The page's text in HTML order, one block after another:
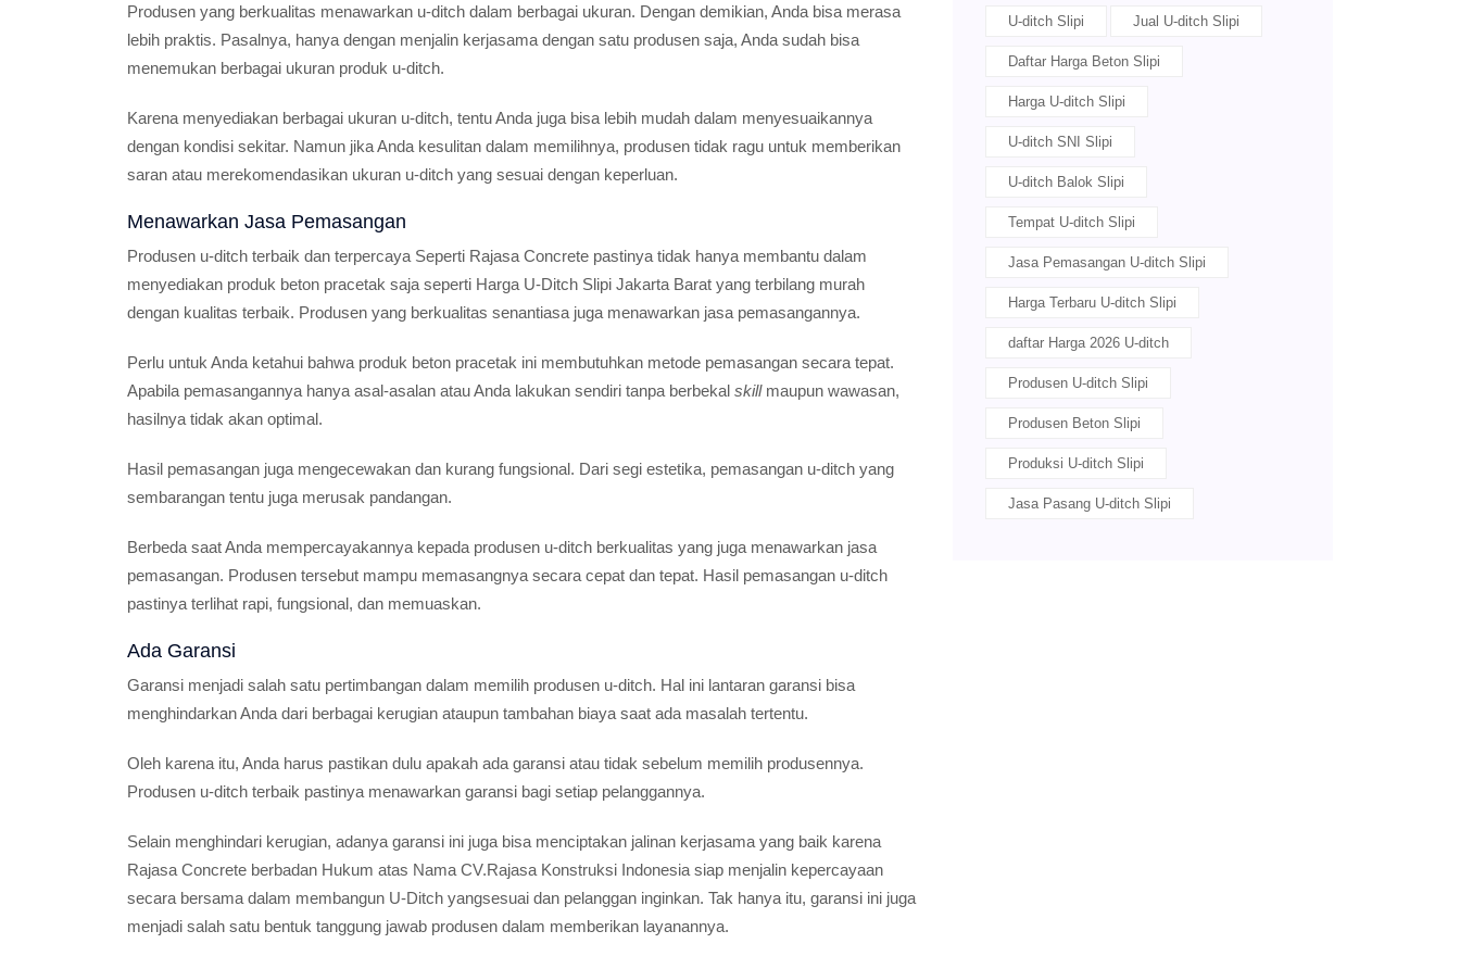
Produsen yang berkualitas menawarkan u-ditch dalam berbagai ukuran. Dengan demikian, Anda bisa merasa
lebih praktis. Pasalnya, hanya dengan menjalin kerjasama dengan satu produsen saja, Anda sudah bisa
menemukan berbagai ukuran produk u-ditch.
Karena menyediakan berbagai ukuran u-ditch, tentu Anda juga bisa lebih mudah dalam menyesuaikannya
dengan kondisi sekitar. Namun jika Anda kesulitan dalam memilihnya, produsen tidak ragu untuk memberikan
saran atau merekomendasikan ukuran u-ditch yang sesuai dengan keperluan.
Menawarkan Jasa Pemasangan
Produsen u-ditch terbaik dan terpercaya Seperti Rajasa Concrete pastinya tidak hanya membantu dalam
menyediakan produk beton pracetak saja seperti Harga U-Ditch Slipi Jakarta Barat yang terbilang murah
dengan kualitas terbaik. Produsen yang berkualitas senantiasa juga menawarkan jasa pemasangannya.
Perlu untuk Anda ketahui bahwa produk beton pracetak ini membutuhkan metode pemasangan secara tepat.
Apabila pemasangannya hanya asal-asalan atau Anda lakukan sendiri tanpa berbekal skillmaupun wawasan,
hasilnya tidak akan optimal.
Hasil pemasangan juga mengecewakan dan kurang fungsional. Dari segi estetika, pemasangan u-ditch yang
sembarangan tentu juga merusak pandangan.
Berbeda saat Anda mempercayakannya kepada produsen u-ditch berkualitas yang juga menawarkan jasa
pemasangan. Produsen tersebut mampu memasangnya secara cepat dan tepat. Hasil pemasangan u-ditch
pastinya terlihat rapi, fungsional, dan memuaskan.
Ada Garansi
Garansi menjadi salah satu pertimbangan dalam memilih produsen u-ditch. Hal ini lantaran garansi bisa
menghindarkan Anda dari berbagai kerugian ataupun tambahan biaya saat ada masalah tertentu.
Oleh karena itu, Anda harus pastikan dulu apakah ada garansi atau tidak sebelum memilih produsennya.
Produsen u-ditch terbaik pastinya menawarkan garansi bagi setiap pelanggannya.
Selain menghindari kerugian, adanya garansi ini juga bisa menciptakan jalinan kerjasama yang baik karena
Rajasa Concrete berbadan Hukum atas Nama CV.Rajasa Konstruksi Indonesia siap menjalin kepercayaan
secara bersama dalam membangun U-Ditch yangsesuai dan pelanggan inginkan. Tak hanya itu, garansi ini juga
menjadi salah satu bentuk tanggung jawab produsen dalam memberikan layanannya.
U-ditch Slipi Jual U-ditch Slipi
Daftar Harga Beton Slipi
Harga U-ditch Slipi
U-ditch SNI Slipi
U-ditch Balok Slipi
Tempat U-ditch Slipi
Jasa Pemasangan U-ditch Slipi
Harga Terbaru U-ditch Slipi
daftar Harga 2026 U-ditch
Produsen U-ditch Slipi
Produsen Beton Slipi
Produksi U-ditch Slipi
Jasa Pasang U-ditch Slipi